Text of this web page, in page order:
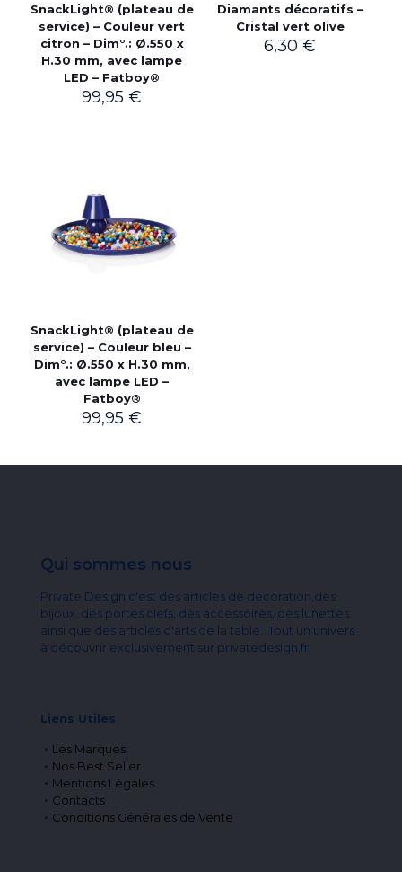
SnackLight® (plateau de
service) – Couleur vert
citron – Dim°.: Ø.550 x
H.30 mm, avec lampe
LED – Fatboy®
99,95€
Diamants décoratifs –
Cristal vert olive
6,30€
SnackLight® (plateau de
service) – Couleur bleu –
Dim°.: Ø.550 x H.30 mm,
avec lampe LED –
Fatboy®
99,95€
Qui sommes nous
Private Design c'est des articles de décoration,des
bijoux, des portes clefs, des accessoires, des lunettes
ainsi que des articles d'arts de la table...Tout un univers
à découvrir exclusivement sur privatedesign.fr
Liens Utiles
Les Marques
Nos Best Seller
Mentions Légales
Contacts
Conditions Générales de Vente